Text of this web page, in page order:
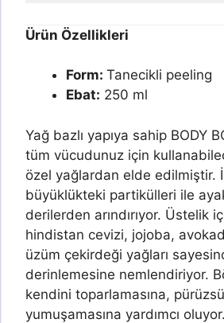
Ürün Özellikleri
Form: Tanecikli peeling
Ebat: 250 ml
Yağ bazlı yapıya sahip BODY
tüm vücudunuz için
özel yağlardan elde edilmiştir.
büyüklükteki partikülleri ile
derilerden arındırıyor. Üstelik
hindistan cevizi, jojoba,
üzüm çekirdeği yağları
derinlemesine nemlendiriyor.
kendini toparlamasına,
yumuşamasına yardımcı oluyor.